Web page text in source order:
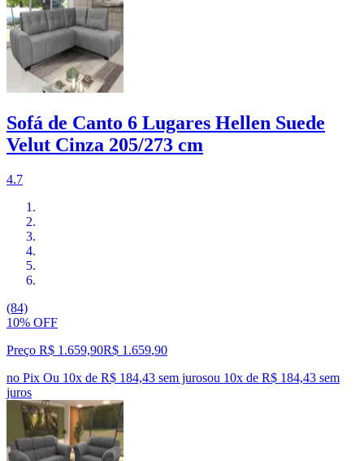
Sofá de Canto 6 Lugares Hellen Suede
Velut Cinza 205/273 cm
4.7
(84)
10% OFF
Preço R$ 1.659,90R$ 1.659,90
no Pix Ou 10x de R$ 184,43 sem jurosou 10x de R$ 184,43 sem
juros